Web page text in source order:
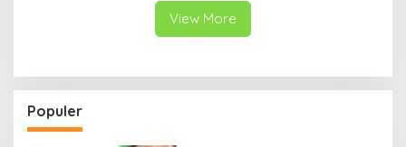
View More
Populer